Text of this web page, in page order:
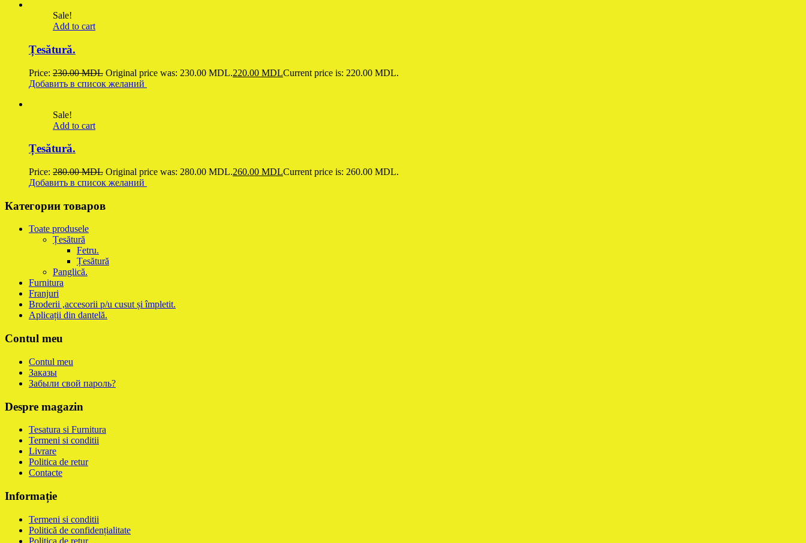
Sale!
Add to cart
Țesătură.
Price: 230.00MDL Original price was: 230.00 MDL.220.00 MDLCurrent price is: 220.00 MDL.
Добавить в список желаний
Sale!
Add to cart
Țesătură.
Price: 280.00MDL Original price was: 280.00 MDL.260.00 MDLCurrent price is: 260.00 MDL.
Добавить в список желаний
Категории товаров
Toate produsele
Țesătură
Fetru.
Țesătură
Panglică.
Furnitura
Franjuri
Broderii ,accesorii p/u cusut și împletit.
Aplicații din dantelă.
Contul meu
Contul meu
Заказы
Забыли свой пароль?
Despre magazin
Tesatura si Furnitura
Termeni si conditii
Livrare
Politica de retur
Contacte
Informație
Termeni si conditii
Politică de confidențialitate
Politica de retur